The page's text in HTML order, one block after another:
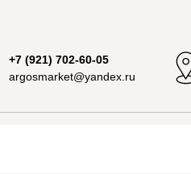
+7 (921) 702-60-05
argosmarket@yandex.ru